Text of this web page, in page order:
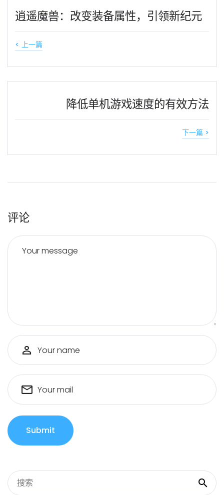
逍遥魔兽：改变装备属性，引领新纪元
< 上一篇
降低单机游戏速度的有效方法
下一篇 >
评论
Your message
Your name
Your mail
Submit